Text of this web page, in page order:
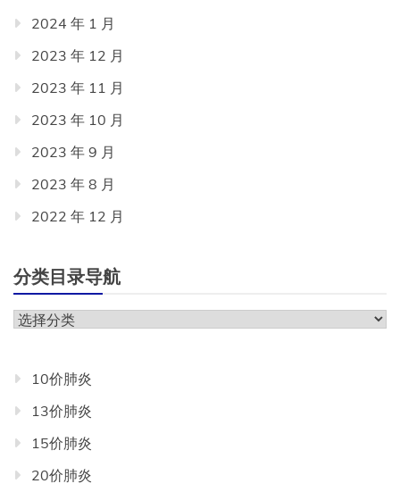
2024 年 1 月
2023 年 12 月
2023 年 11 月
2023 年 10 月
2023 年 9 月
2023 年 8 月
2022 年 12 月
分类目录导航
分
导
航
10价肺炎
13价肺炎
15价肺炎
20价肺炎